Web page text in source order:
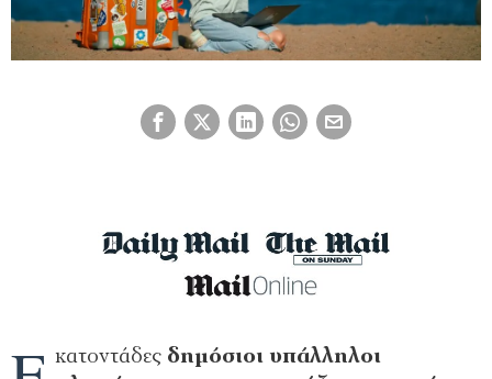
κατοντάδες δημόσιοι υπάλληλοι